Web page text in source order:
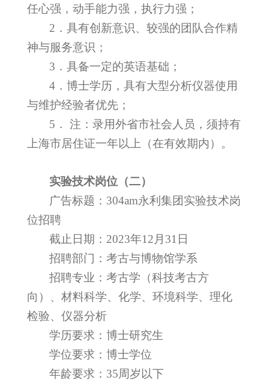
任心强，动手能力强，执行力强；
2 ．具有创新意识、较强的团队合作精
神与服务意识；
3 ．具备一定的英语基础；
4．博士学历，具有大型分析仪器使用
与维护经验者优先；
5 ． 注：录用外省市社会人员，须持有
上海市居住证一年以上（在有效期内）。
实验技术岗位（二）
广告标题：304am永利集团实验技术岗
位招聘
截止日期：2023年12月31日
招聘部门：考古与博物馆学系
招聘专业：考古学（科技考古方
向）、材料科学、化学、环境科学、理化
检验、仪器分析
学历要求：博士研究生
学位要求：博士学位
年龄要求：35周岁以下